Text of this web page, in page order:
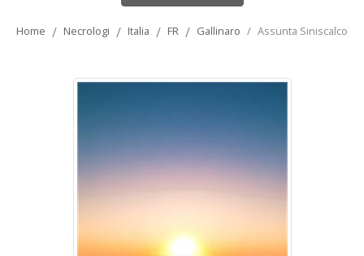
Home Necrologi Italia FR Gallinaro Assunta Siniscalco